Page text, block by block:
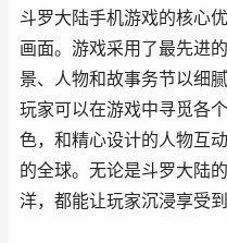
斗罗大陆手机游戏的核心
画面。游戏采用了最先进
景、人物和故事务节以细
玩家可以在游戏中寻觅各
色，和精心设计的人物互
的全球。无论是斗罗大陆
洋，都能让玩家沉浸享受